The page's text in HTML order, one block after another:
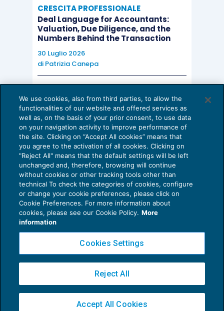
L’incasso della parte rateizzata
Per quanto concerne la parte rateizzata anche
questa deve avere la qualificazione reddituale
operatadall’articolo 54, comma 1-quater, del
«pacchetto clienti» genera interamente reddito
professionale da assoggettare a tassazione
ordinaria ai sensi dell’articolo 54 del TUIR. Ai fini
IVA, in considerazione del fatto che il
professionista cedente è obbligato ad emettere
parcella per le rate incassate (assoggettandole
ad IVA, CP e ritenuta d’acconto), egli, anche se
intende cessare l’attività, deve conservare la
partita IVA fino all’incasso dell’ultima rata.
L’ipotesi dell’incasso in un’unica soluzione
E’ il caso di precisare che anche nell’ipotesi
CRESCITA PROFESSIONALE
Deal Language for Accountants:
Valuation, Due Diligence, and the
Numbers Behind the Transaction
30 Luglio 2026
di Patrizia Canepa
EU AI Act e studi professionali: le
scadenze concrete
27 Luglio 2026
di Diego BarberieStefano Dovier
Privacy Policy
Cookie Policy
Copyright 2016 ©Gruppo Euroconference S.p.A.v2.32.4
Piazza Luigi Einaudi, 10N01 - 20124 Milano - info@ecnews.it
02776120236
We use cookies, also from third parties, to allow the
functionalities of our website and offered services as
well as, on the basis of your prior consent, to use data
on your navigation activity to improve performance of
the site. Clicking on “Accept All cookies” means that
you agree to the activation of all cookies. Clicking on
"Reject All" means that the default settings will be left
unchanged and, therefore, browsing will continue
without cookies or other tracking tools other than
technical To check the categories of cookies, configure
or change your cookie preferences, please click on
Cookie Preferences. For more information about
cookies, please see our Cookie Policy. More
information
Cookies Settings
Reject All
Accept All Cookies